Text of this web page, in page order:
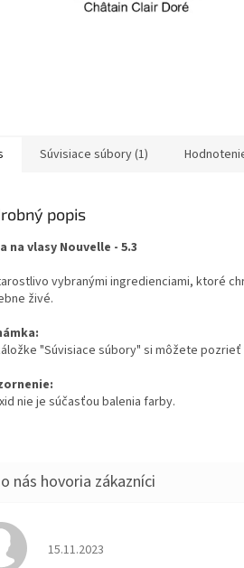
Súvisiace súbory (1)
popis
na vlasy Nouvelle - 5.3
vybranými ingredienciami, ktoré
živé.
"Súvisiace súbory" si môžete pozrieť
nie je súčasťou balenia farby.
Hodnotenie obchodu je 5 z 5
15.11.2023